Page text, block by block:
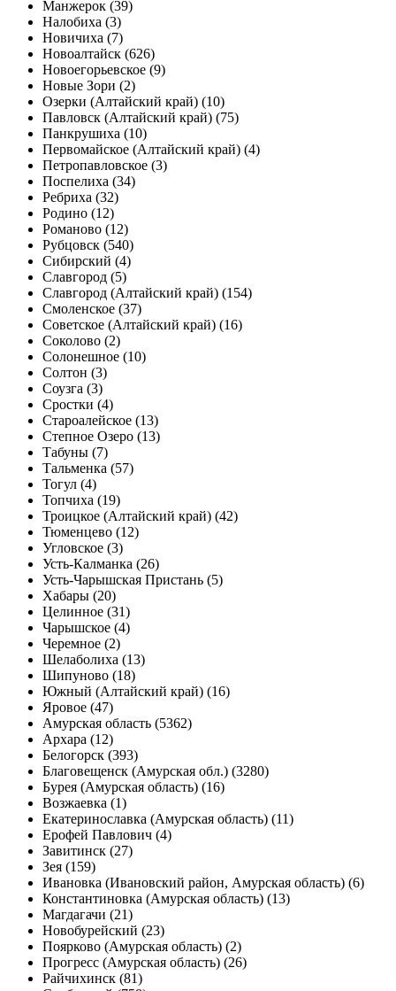
Манжерок (39)
Налобиха (3)
Новичиха (7)
Новоалтайск (626)
Новоегорьевское (9)
Новые Зори (2)
Озерки (Алтайский край) (10)
Павловск (Алтайский край) (75)
Панкрушиха (10)
Первомайское (Алтайский край) (4)
Петропавловское (3)
Поспелиха (34)
Ребриха (32)
Родино (12)
Романово (12)
Рубцовск (540)
Сибирский (4)
Славгород (5)
Славгород (Алтайский край) (154)
Смоленское (37)
Советское (Алтайский край) (16)
Соколово (2)
Солонешное (10)
Солтон (3)
Соузга (3)
Сростки (4)
Староалейское (13)
Степное Озеро (13)
Табуны (7)
Тальменка (57)
Тогул (4)
Топчиха (19)
Троицкое (Алтайский край) (42)
Тюменцево (12)
Угловское (3)
Усть-Калманка (26)
Усть-Чарышская Пристань (5)
Хабары (20)
Целинное (31)
Чарышское (4)
Черемное (2)
Шелаболиха (13)
Шипуново (18)
Южный (Алтайский край) (16)
Яровое (47)
Амурская область (5362)
Архара (12)
Белогорск (393)
Благовещенск (Амурская обл.) (3280)
Бурея (Амурская область) (16)
Возжаевка (1)
Екатеринославка (Амурская область) (11)
Ерофей Павлович (4)
Завитинск (27)
Зея (159)
Ивановка (Ивановский район, Амурская область) (6)
Константиновка (Амурская область) (13)
Магдагачи (21)
Новобурейский (23)
Поярково (Амурская область) (2)
Прогресс (Амурская область) (26)
Райчихинск (81)